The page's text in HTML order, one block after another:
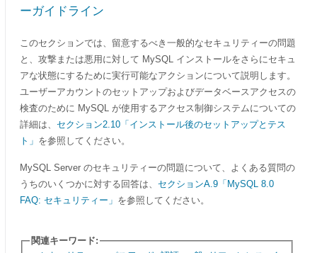
ーガイドライン
このセクションでは、留意するべき一般的なセキュリティーの問題
と、攻撃または悪用に対して MySQL インストールをさらにセキュ
アな状態にするために実行可能なアクションについて説明します。
ユーザーアカウントのセットアップおよびデータベースアクセスの
検査のために MySQL が使用するアクセス制御システムについての
詳細は、 セクション2.10「インストール後のセットアップとテス
ト」 を参照してください。
MySQL Server のセキュリティーの問題について、よくある質問の
うちのいくつかに対する回答は、 セクションA.9「MySQL 8.0
FAQ: セキュリティー」 を参照してください。
関連キーワード: